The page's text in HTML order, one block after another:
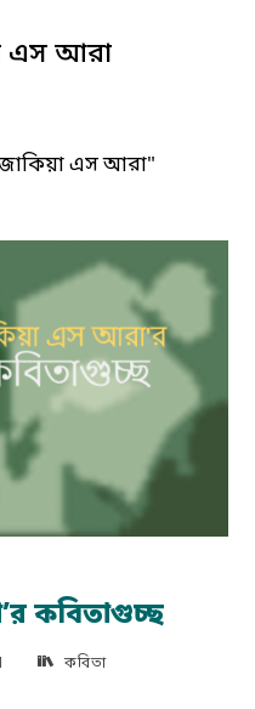
এস আরা
এস আরা"
কবিতাগুচ্ছ
কবিতা